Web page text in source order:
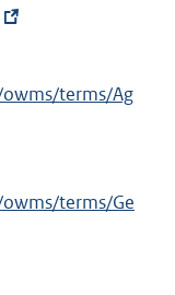
terms/Ag
terms/Ge